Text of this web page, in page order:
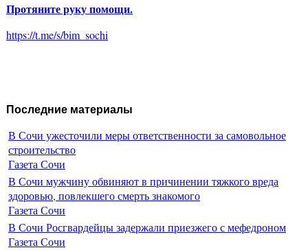
Протяните руку помощи.
https://t.me/s/bim_sochi
Последние материалы
В Сочи ужесточили меры ответственности за самовольное
строительство
Газета Сочи
В Сочи мужчину обвиняют в причинении тяжкого вреда
здоровью, повлекшего смерть знакомого
Газета Сочи
В Сочи Росгвардейцы задержали приезжего с мефедроном
Газета Сочи